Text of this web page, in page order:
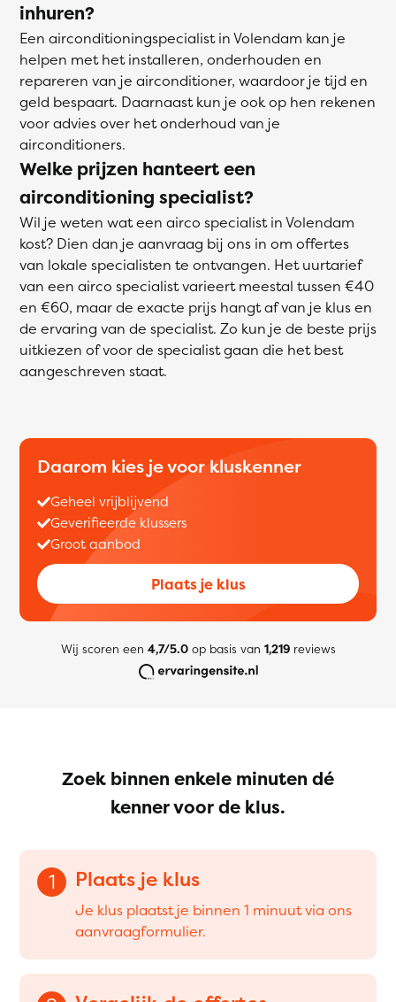
inhuren?
Een airconditioningspecialist in Volendam kan je
helpen met het installeren, onderhouden en
repareren van je airconditioner, waardoor je tijd en
geld bespaart. Daarnaast kun je ook op hen rekenen
voor advies over het onderhoud van je
airconditioners.
Welke prijzen hanteert een
airconditioning specialist?
Wil je weten wat een airco specialist in Volendam
kost? Dien dan je aanvraag bij ons in om offertes
van lokale specialisten te ontvangen. Het uurtarief
van een airco specialist varieert meestal tussen €40
en €60, maar de exacte prijs hangt af van je klus en
de ervaring van de specialist. Zo kun je de beste prijs
uitkiezen of voor de specialist gaan die het best
aangeschreven staat.
Daarom kies je voor kluskenner
Geheel vrijblijvend
Geverifieerde klussers
Groot aanbod
Plaats je klus
Wij scoren een 4,7/5.0op basis van 1,219reviews
Zoek binnen enkele minuten dé
kenner voor de klus.
1 Plaats je klus
Je klus plaatst je binnen 1 minuut via ons
aanvraagformulier.